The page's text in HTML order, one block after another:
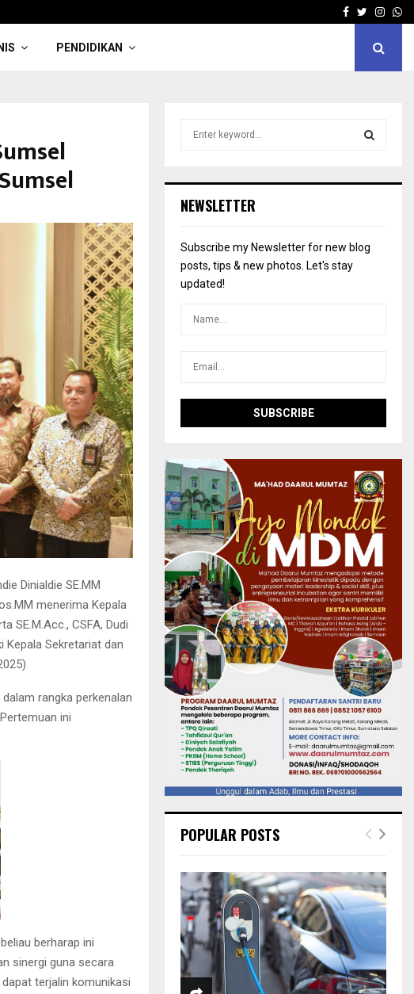
Facebook
Twitter
PENDIDIKAN
Dinialdie SE.MM
menerima Kepala
SE.M.Acc., CSFA, Dudi
Kepala Sekretariat dan
rangka perkenalan
ini
berharap ini
sinergi guna secara
terjalin komunikasi
h
o
NEWSLETTER
Subscribe my Newsletter for new blog
posts, tips & new photos. Let's stay
updated!
POPULAR POSTS